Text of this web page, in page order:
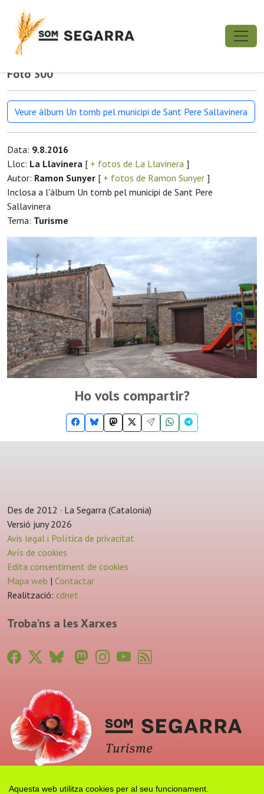
Aquesta web utilitza cookies per al seu funcionament.
Foto 300
Veure àlbum Un tomb pel municipi de Sant Pere Sallavinera
Data: 9.8.2016
Lloc: La Llavinera [ + fotos de La Llavinera ]
Autor: Ramon Sunyer [ + fotos de Ramon Sunyer ]
Inclosa a l'àlbum Un tomb pel municipi de Sant Pere
Sallavinera
Tema: Turisme
Ho vols compartir?
Des de 2012 · La Segarra (Catalonia)
Versió juny 2026
Avis legal i Política de privacitat
Avís de cookies
Edita consentiment de cookies
Mapa web | Contactar
Realització: cdnet
Troba'ns a les Xarxes